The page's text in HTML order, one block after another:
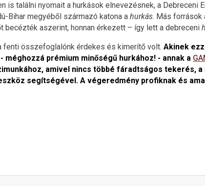
is találni nyomait a hurkások elnevezésnek, a Debreceni
Bihar megyéből származó katona a hurkás. Más források
becézték aszerint, honnan érkezett – így lett a debreceni
fenti összefoglalónk érdekes és kimerítő volt. Akinek
méghozzá prémium minőségű hurkához! - annak a
amivel nincs többé fáradtságos tekerés, a
segítségével. A végeredmény profiknak és